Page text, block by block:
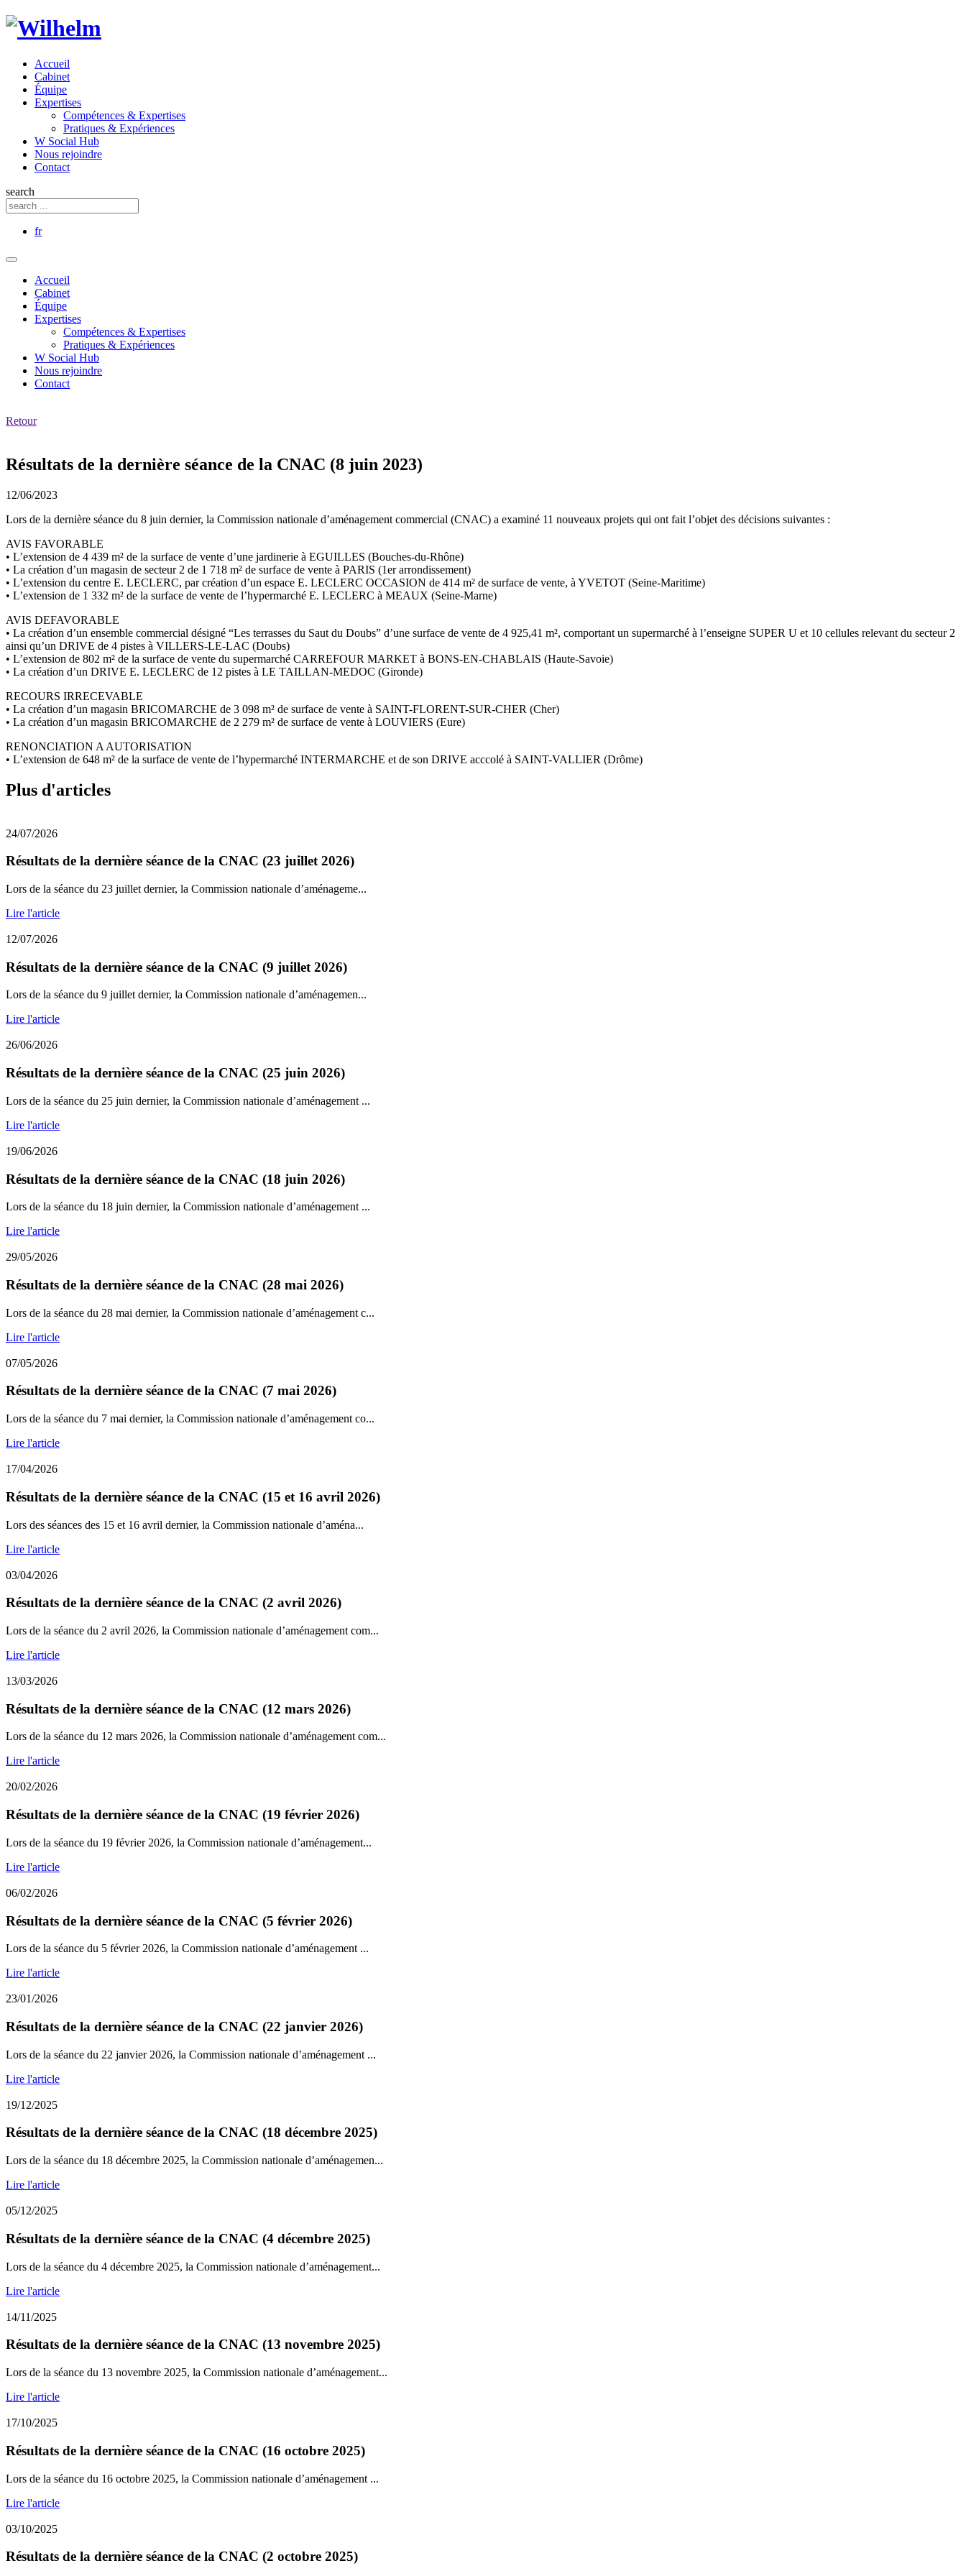
Accueil
Cabinet
Équipe
Expertises
Compétences & Expertises
Pratiques & Expériences
W Social Hub
Nous rejoindre
Contact
search
fr
Accueil
Cabinet
Équipe
Expertises
Compétences & Expertises
Pratiques & Expériences
W Social Hub
Nous rejoindre
Contact
Retour
Résultats de la dernière séance de la CNAC (8 juin 2023)
12/06/2023
Lors de la dernière séance du 8 juin dernier, la Commission nationale d’aménagement commercial (CNAC) a examiné 11 nouveaux projets qui ont fait l’objet des décisions suivantes :
AVIS FAVORABLE
• L’extension de 4 439 m² de la surface de vente d’une jardinerie à EGUILLES (Bouches-du-Rhône)
• La création d’un magasin de secteur 2 de 1 718 m² de surface de vente à PARIS (1er arrondissement)
• L’extension du centre E. LECLERC, par création d’un espace E. LECLERC OCCASION de 414 m² de surface de vente, à YVETOT (Seine-Maritime)
• L’extension de 1 332 m² de la surface de vente de l’hypermarché E. LECLERC à MEAUX (Seine-Marne)
AVIS DEFAVORABLE
• La création d’un ensemble commercial désigné “Les terrasses du Saut du Doubs” d’une surface de vente de 4 925,41 m², comportant un supermarché à l’enseigne SUPER U et 10 cellules relevant du secteur 2
ainsi qu’un DRIVE de 4 pistes à VILLERS-LE-LAC (Doubs)
• L’extension de 802 m² de la surface de vente du supermarché CARREFOUR MARKET à BONS-EN-CHABLAIS (Haute-Savoie)
• La création d’un DRIVE E. LECLERC de 12 pistes à LE TAILLAN-MEDOC (Gironde)
RECOURS IRRECEVABLE
• La création d’un magasin BRICOMARCHE de 3 098 m² de surface de vente à SAINT-FLORENT-SUR-CHER (Cher)
• La création d’un magasin BRICOMARCHE de 2 279 m² de surface de vente à LOUVIERS (Eure)
RENONCIATION A AUTORISATION
• L’extension de 648 m² de la surface de vente de l’hypermarché INTERMARCHE et de son DRIVE acccolé à SAINT-VALLIER (Drôme)
Plus d'articles
24/07/2026
Résultats de la dernière séance de la CNAC (23 juillet 2026)
Lors de la séance du 23 juillet dernier, la Commission nationale d’aménageme...
Lire l'article
12/07/2026
Résultats de la dernière séance de la CNAC (9 juillet 2026)
Lors de la séance du 9 juillet dernier, la Commission nationale d’aménagemen...
Lire l'article
26/06/2026
Résultats de la dernière séance de la CNAC (25 juin 2026)
Lors de la séance du 25 juin dernier, la Commission nationale d’aménagement ...
Lire l'article
19/06/2026
Résultats de la dernière séance de la CNAC (18 juin 2026)
Lors de la séance du 18 juin dernier, la Commission nationale d’aménagement ...
Lire l'article
29/05/2026
Résultats de la dernière séance de la CNAC (28 mai 2026)
Lors de la séance du 28 mai dernier, la Commission nationale d’aménagement c...
Lire l'article
07/05/2026
Résultats de la dernière séance de la CNAC (7 mai 2026)
Lors de la séance du 7 mai dernier, la Commission nationale d’aménagement co...
Lire l'article
17/04/2026
Résultats de la dernière séance de la CNAC (15 et 16 avril 2026)
Lors des séances des 15 et 16 avril dernier, la Commission nationale d’aména...
Lire l'article
03/04/2026
Résultats de la dernière séance de la CNAC (2 avril 2026)
Lors de la séance du 2 avril 2026, la Commission nationale d’aménagement com...
Lire l'article
13/03/2026
Résultats de la dernière séance de la CNAC (12 mars 2026)
Lors de la séance du 12 mars 2026, la Commission nationale d’aménagement com...
Lire l'article
20/02/2026
Résultats de la dernière séance de la CNAC (19 février 2026)
Lors de la séance du 19 février 2026, la Commission nationale d’aménagement...
Lire l'article
06/02/2026
Résultats de la dernière séance de la CNAC (5 février 2026)
Lors de la séance du 5 février 2026, la Commission nationale d’aménagement ...
Lire l'article
23/01/2026
Résultats de la dernière séance de la CNAC (22 janvier 2026)
Lors de la séance du 22 janvier 2026, la Commission nationale d’aménagement ...
Lire l'article
19/12/2025
Résultats de la dernière séance de la CNAC (18 décembre 2025)
Lors de la séance du 18 décembre 2025, la Commission nationale d’aménagemen...
Lire l'article
05/12/2025
Résultats de la dernière séance de la CNAC (4 décembre 2025)
Lors de la séance du 4 décembre 2025, la Commission nationale d’aménagement...
Lire l'article
14/11/2025
Résultats de la dernière séance de la CNAC (13 novembre 2025)
Lors de la séance du 13 novembre 2025, la Commission nationale d’aménagement...
Lire l'article
17/10/2025
Résultats de la dernière séance de la CNAC (16 octobre 2025)
Lors de la séance du 16 octobre 2025, la Commission nationale d’aménagement ...
Lire l'article
03/10/2025
Résultats de la dernière séance de la CNAC (2 octobre 2025)